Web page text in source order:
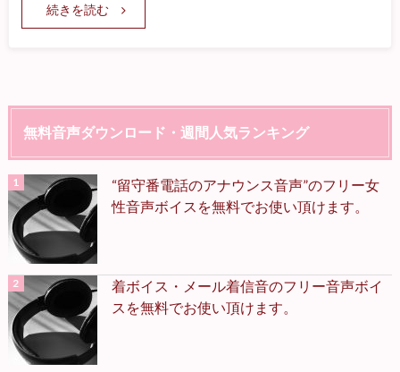
続きを読む
無料音声ダウンロード・週間人気ランキング
“留守番電話のアナウンス音声”のフリー女
性音声ボイスを無料でお使い頂けます。
着ボイス・メール着信音のフリー音声ボイ
スを無料でお使い頂けます。